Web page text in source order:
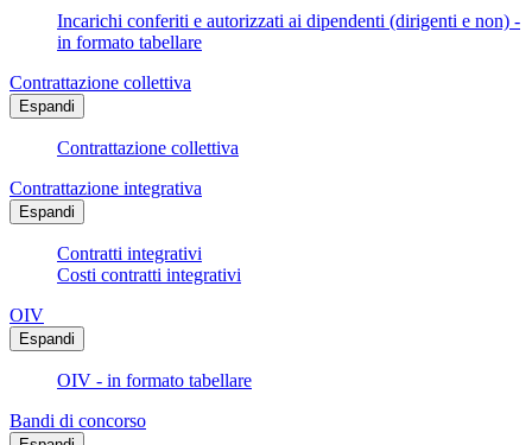
Incarichi conferiti e autorizzati ai dipendenti (dirigenti e non) -
in formato tabellare
Contrattazione collettiva
Espandi
Contrattazione collettiva
Contrattazione integrativa
Espandi
Contratti integrativi
Costi contratti integrativi
OIV
Espandi
OIV - in formato tabellare
Bandi di concorso